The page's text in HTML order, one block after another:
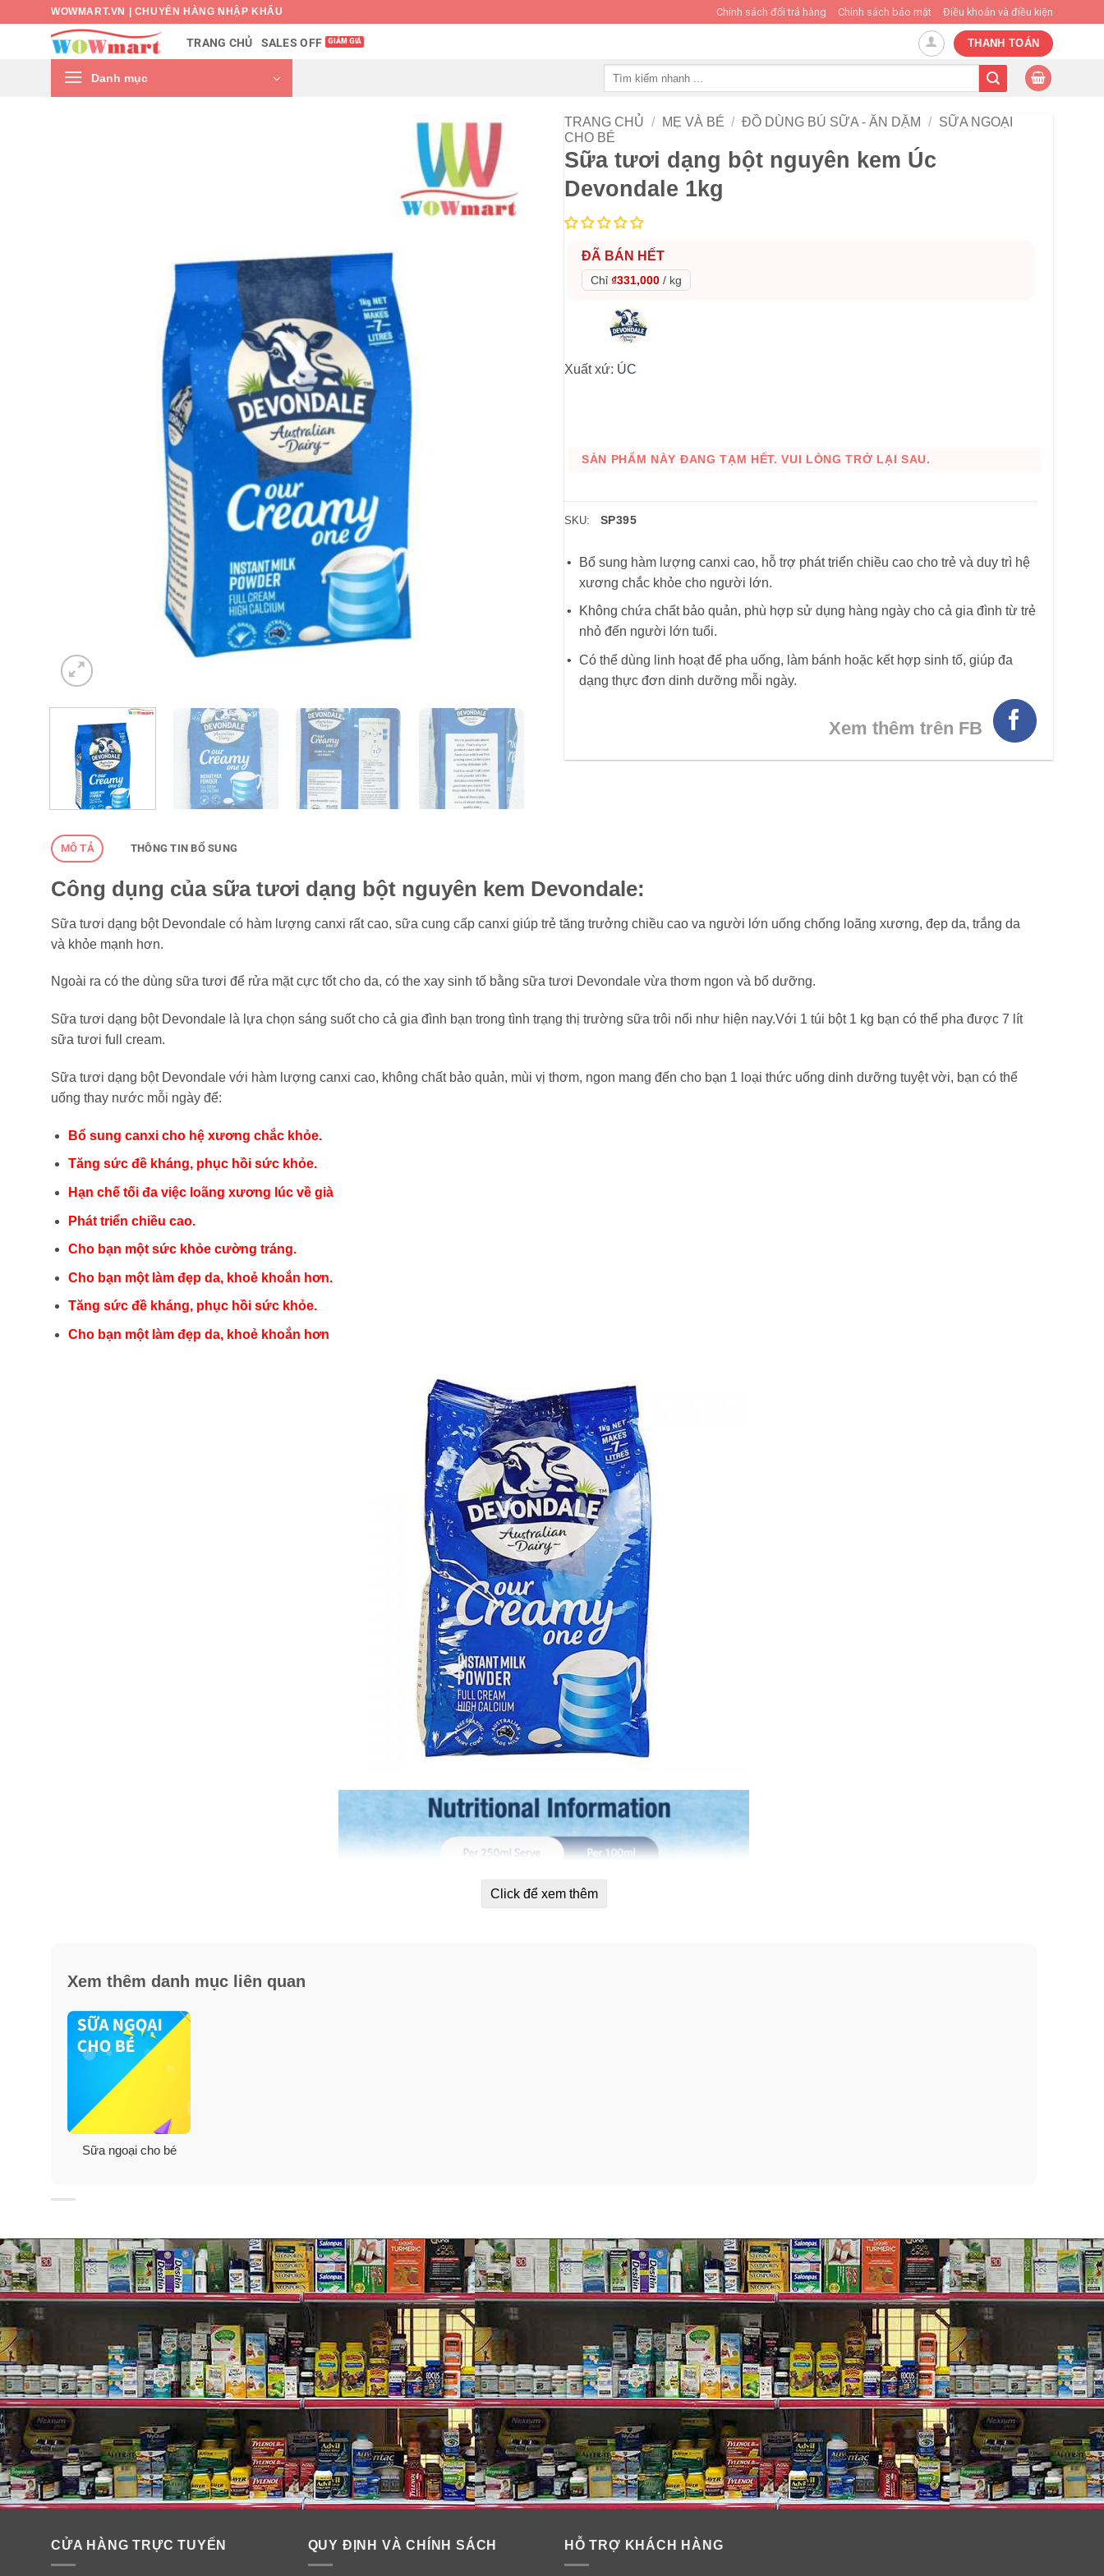
WOWMART.VN | CHUYÊN HÀNG NHẬP KHẨU Chính sách đổi trả hàng Chính sách bảo mật Điều khoản và điều kiện
TRANG CHỦ SALES OFF THANH TOÁN
Danh mục
HÌNH THẬT
TRANG CHỦ / MẸ VÀ BÉ / ĐỒ DÙNG BÚ SỮA - ĂN DẶM / SỮA NGOẠI
CHO BÉ
Sữa tươi dạng bột nguyên kem Úc
Devondale 1kg
ĐÃ BÁN HẾT
Chỉ ₫331,000 / kg
Xuất xứ: ÚC
SẢN PHẨM NÀY ĐANG TẠM HẾT. VUI LÒNG TRỞ LẠI SAU.
SKU: SP395
Bổ sung hàm lượng canxi cao, hỗ trợ phát triển chiều cao cho trẻ và duy trì hệ
xương chắc khỏe cho người lớn.
Không chứa chất bảo quản, phù hợp sử dụng hàng ngày cho cả gia đình từ trẻ
nhỏ đến người lớn tuổi.
Có thể dùng linh hoạt để pha uống, làm bánh hoặc kết hợp sinh tố, giúp đa
dạng thực đơn dinh dưỡng mỗi ngày.
Xem thêm trên FB
MÔ TẢ THÔNG TIN BỔ SUNG
Công dụng của sữa tươi dạng bột nguyên kem Devondale:
Sữa tươi dạng bột Devondale có hàm lượng canxi rất cao, sữa cung cấp canxi giúp trẻ tăng trưởng chiều cao va người lớn uống chống loãng xương, đẹp da, trắng da
và khỏe mạnh hơn.
Ngoài ra có the dùng sữa tươi để rửa mặt cực tốt cho da, có the xay sinh tố bằng sữa tươi Devondale vừa thơm ngon và bổ dưỡng.
Sữa tươi dạng bột Devondale là lựa chọn sáng suốt cho cả gia đình bạn trong tình trạng thị trường sữa trôi nổi như hiện nay.Với 1 túi bột 1 kg bạn có thể pha được 7 lít
sữa tươi full cream.
Sữa tươi dạng bột Devondale với hàm lượng canxi cao, không chất bảo quản, mùi vị thơm, ngon mang đến cho bạn 1 loại thức uống dinh dưỡng tuyệt vời, bạn có thể
uống thay nước mỗi ngày để:
Bổ sung canxi cho hệ xương chắc khỏe.
Tăng sức đề kháng, phục hồi sức khỏe.
Hạn chế tối đa việc loãng xương lúc về già
Phát triển chiều cao.
Cho bạn một sức khỏe cường tráng.
Cho bạn một làm đẹp da, khoẻ khoắn hơn.
Tăng sức đề kháng, phục hồi sức khỏe.
Cho bạn một làm đẹp da, khoẻ khoắn hơn
Đối tượng dùng sữa tươi dạng bột nguyên kem Devondale:
Sữa Sevondale fullcrea, phù hợp với bé từ 1 tuổi trở lên, người lớn, người già.
Cung cấp lợi ích dinh dưỡng cần thiết hàng ngày cho cả trẻ em và người lớn.
Uống sữa hàng ngày thay nước là hiệu quả tốt.
Click để xem thêm
Xem thêm danh mục liên quan
Sữa ngoại cho bé
CỬA HÀNG TRỰC TUYẾN QUY ĐỊNH VÀ CHÍNH SÁCH HỖ TRỢ KHÁCH HÀNG